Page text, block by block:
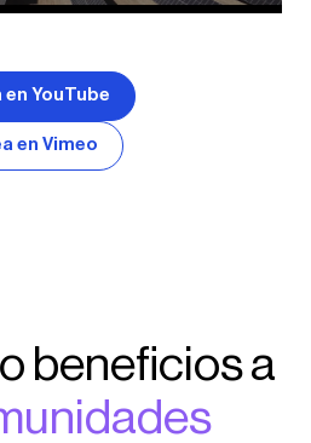
en YouTube
en Vimeo
beneficios a